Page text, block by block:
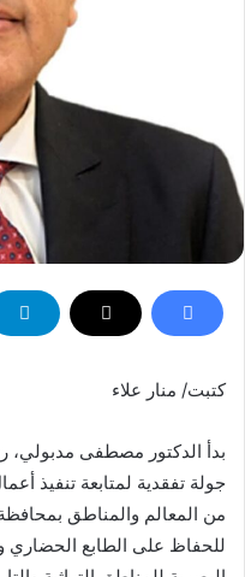
كتبت/ منار علاء
بدأ الدكتور مصطفى مدبولي،
جولة تفقدية لمتابعة تنفيذ
من المعالم والمناطق
للحفاظ على الطابع الحضاري